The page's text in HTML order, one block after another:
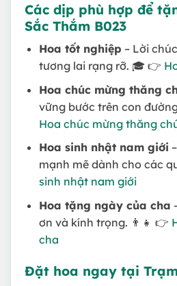
Các dịp phù hợp để
Sắc Thắm B023
Hoa tốt nghiệp – Lời
tương lai rạng rỡ. 🎓 👉
Hoa chúc mừng thăng
vững bước trên con
Hoa chúc mừng thăng
Hoa sinh nhật nam giới
mạnh mẽ dành cho các
sinh nhật nam giới
Hoa tặng ngày của cha
ơn và kính trọng. 👨‍👧 👉
cha
Đặt hoa ngay tại